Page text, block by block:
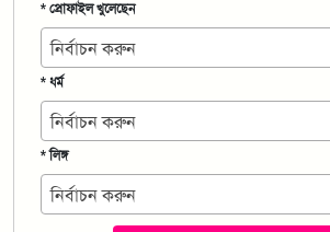
* প্রোফাইল খুলেছেন
নির্বাচন করুন
* ধর্ম
নির্বাচন করুন
* লিঙ্গ
নির্বাচন করুন